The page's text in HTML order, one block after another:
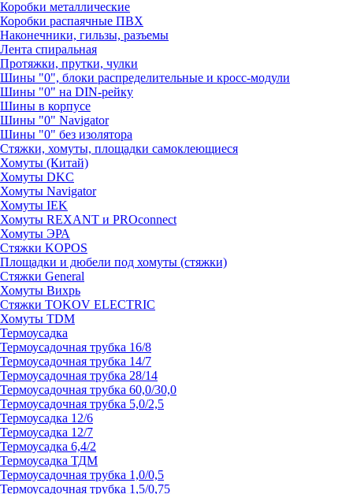
Коробки металлические
Коробки распаячные ПВХ
Наконечники, гильзы, разъемы
Лента спиральная
Протяжки, прутки, чулки
Шины "0", блоки распределительные и кросс-модули
Шины "0" на DIN-рейку
Шины в корпусе
Шины "0" Navigator
Шины "0" без изолятора
Стяжки, хомуты, площадки самоклеющиеся
Хомуты (Китай)
Хомуты DKC
Хомуты Navigator
Хомуты IEK
Хомуты REXANT и PROconnect
Хомуты ЭРА
Стяжки KOPOS
Площадки и дюбели под хомуты (стяжки)
Стяжки General
Хомуты Вихрь
Стяжки TOKOV ELECTRIC
Хомуты TDM
Термоусадка
Термоусадочная трубка 16/8
Термоусадочная трубка 14/7
Термоусадочная трубка 28/14
Термоусадочная трубка 60,0/30,0
Термоусадочная трубка 5,0/2,5
Термоусадка 12/6
Термоусадка 12/7
Термоусадка 6,4/2
Термоусадка ТДМ
Термоусадочная трубка 1,0/0,5
Термоусадочная трубка 1,5/0,75